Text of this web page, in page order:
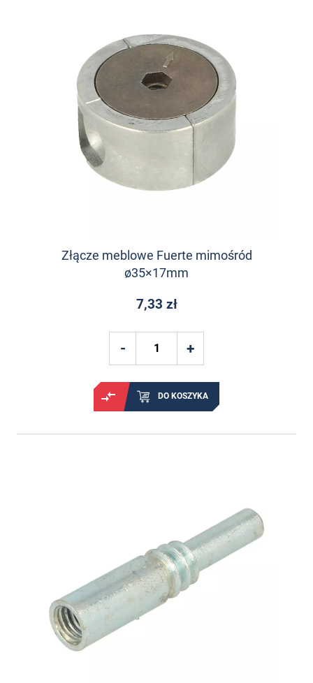
Złącze meblowe Fuerte mimośród
ø35×17mm
7,33 zł
DO KOSZYKA